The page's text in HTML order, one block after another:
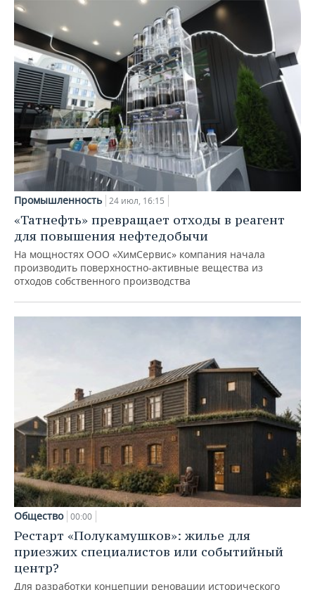
Промышленность 24 июл, 16:15
«Татнефть» превращает отходы в реагент
для повышения нефтедобычи
На мощностях ООО «ХимСервис» компания начала
производить поверхностно-активные вещества из
отходов собственного производства
Общество 00:00
Рестарт «Полукамушков»: жилье для
приезжих специалистов или событийный
центр?
Для разработки концепции реновации исторического